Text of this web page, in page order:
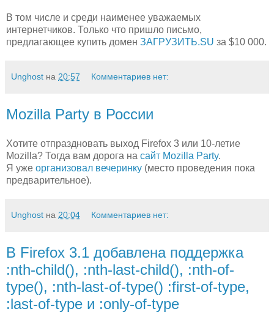
В том числе и среди наименее уважаемых
интернетчиков. Только что пришло письмо,
предлагающее купить домен ЗАГРУЗИТЬ.SU за $10 000.
Unghost на 20:57 Комментариев нет:
Mozilla Party в России
Хотите отпраздновать выход Firefox 3 или 10-летие
Mozilla? Тогда вам дорога на сайт Mozilla Party.
Я уже организовал вечеринку (место проведения пока
предварительное).
Unghost на 20:04 Комментариев нет:
В Firefox 3.1 добавлена поддержка
:nth-child(), :nth-last-child(), :nth-of-
type(), :nth-last-of-type() :first-of-type,
:last-of-type и :only-of-type